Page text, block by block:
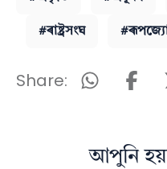
#ৰাষ্ট্ৰসংঘ
Share:
আপুনি